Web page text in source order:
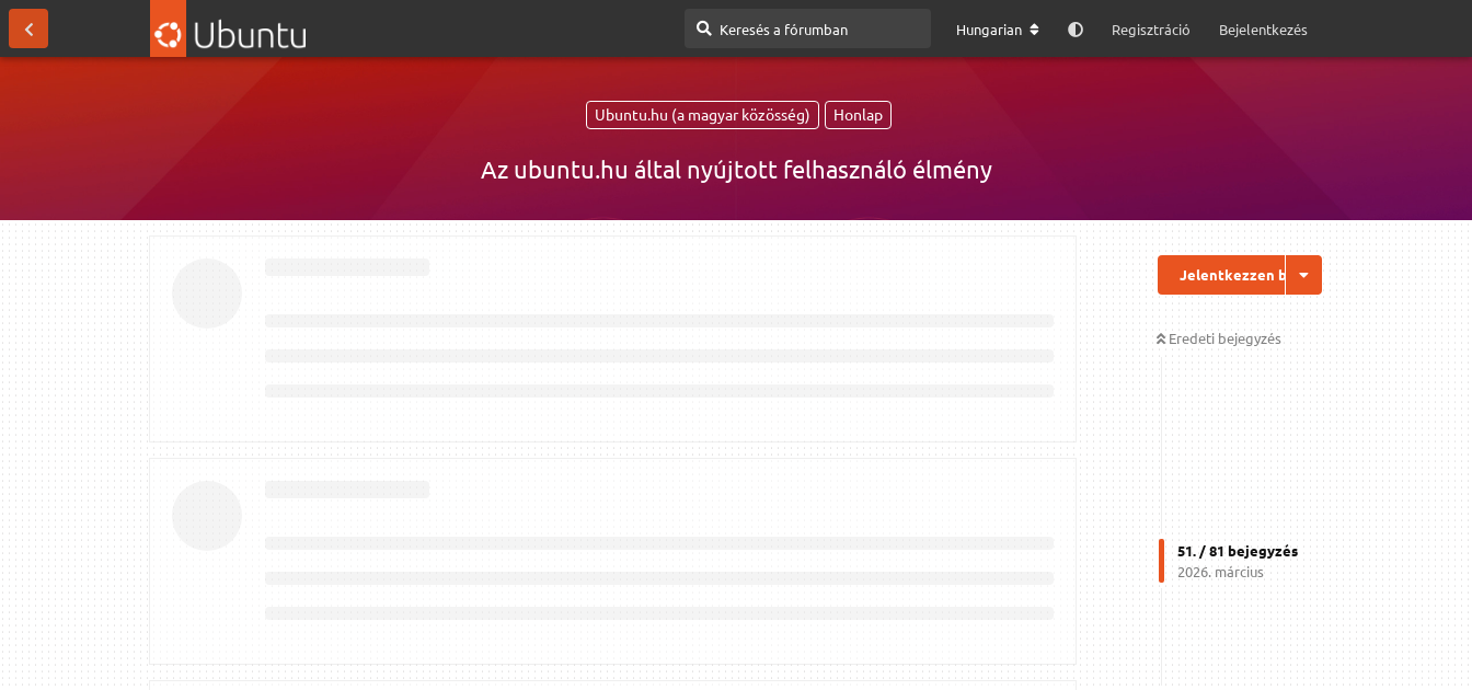
Hungarian Regisztráció Bejelentkezés
Ubuntu.hu (a magyar közösség) Honlap
Az ubuntu.hu által nyújtott felhasználó élmény
Jelentkezzen be a válaszhoz
Eredeti bejegyzés
51. /81bejegyzés
2026. március